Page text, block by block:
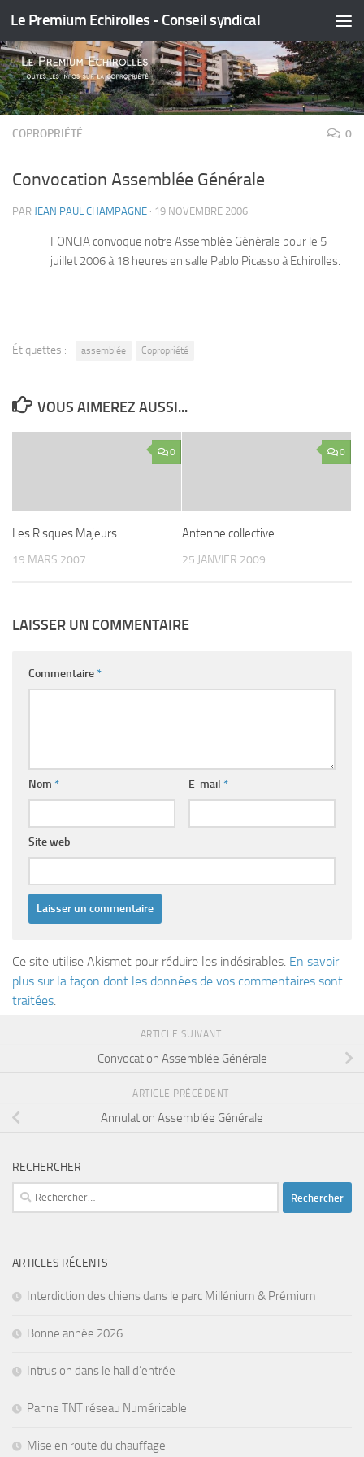
Skip to content
Le Premium Echirolles - Conseil syndical
COPROPRIÉTÉ 0
Convocation Assemblée Générale
PAR JEAN PAUL CHAMPAGNE · 19 NOVEMBRE 2006
FONCIA convoque notre Assemblée Générale pour le 5
juillet 2006 à 18 heures en salle Pablo Picasso à Echirolles.
Étiquettes : assemblée Copropriété
VOUS AIMEREZ AUSSI...
0
Les Risques Majeurs
19 MARS 2007
0
Antenne collective
25 JANVIER 2009
LAISSER UN COMMENTAIRE
Commentaire*
Nom * E-mail *
Site web
Ce site utilise Akismet pour réduire les indésirables. En savoir
plus sur la façon dont les données de vos commentaires sont
traitées.
ARTICLE SUIVANT
Convocation Assemblée Générale
ARTICLE PRÉCÉDENT
Annulation Assemblée Générale
RECHERCHER
Rechercher :
ARTICLES RÉCENTS
Interdiction des chiens dans le parc Millénium & Prémium
Bonne année 2026
Intrusion dans le hall d’entrée
Panne TNT réseau Numéricable
Mise en route du chauffage